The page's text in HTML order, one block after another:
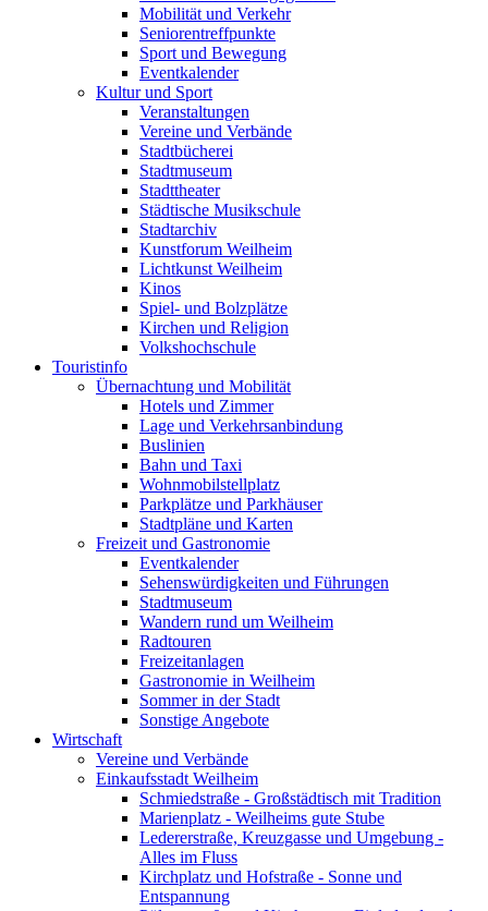
Mobilität und Verkehr
Seniorentreffpunkte
Sport und Bewegung
Eventkalender
Kultur und Sport
Veranstaltungen
Vereine und Verbände
Stadtbücherei
Stadtmuseum
Stadttheater
Städtische Musikschule
Stadtarchiv
Kunstforum Weilheim
Lichtkunst Weilheim
Kinos
Spiel- und Bolzplätze
Kirchen und Religion
Volkshochschule
Touristinfo
Übernachtung und Mobilität
Hotels und Zimmer
Lage und Verkehrsanbindung
Buslinien
Bahn und Taxi
Wohnmobilstellplatz
Parkplätze und Parkhäuser
Stadtpläne und Karten
Freizeit und Gastronomie
Eventkalender
Sehenswürdigkeiten und Führungen
Stadtmuseum
Wandern rund um Weilheim
Radtouren
Freizeitanlagen
Gastronomie in Weilheim
Sommer in der Stadt
Sonstige Angebote
Wirtschaft
Vereine und Verbände
Einkaufsstadt Weilheim
Schmiedstraße - Großstädtisch mit Tradition
Marienplatz - Weilheims gute Stube
Ledererstraße, Kreuzgasse und Umgebung -
Alles im Fluss
Kirchplatz und Hofstraße - Sonne und
Entspannung